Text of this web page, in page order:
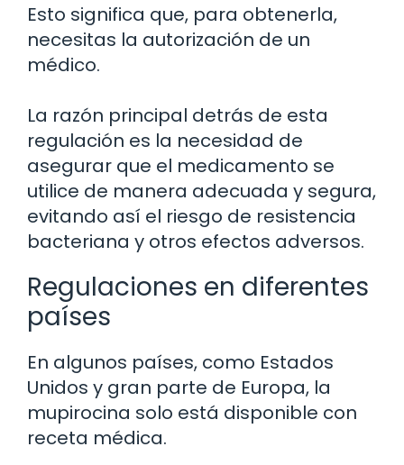
Esto significa que, para obtenerla,
necesitas la autorización de un
médico.
La razón principal detrás de esta
regulación es la necesidad de
asegurar que el medicamento se
utilice de manera adecuada y segura,
evitando así el riesgo de resistencia
bacteriana y otros efectos adversos.
Regulaciones en diferentes
países
En algunos países, como Estados
Unidos y gran parte de Europa, la
mupirocina solo está disponible con
receta médica.